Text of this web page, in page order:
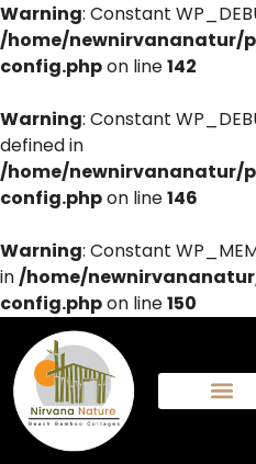
Warning: Constant
/home/newnirvananatur/
config.phpon line142
Warning: Constant
defined in
/home/newnirvananatur/
config.phpon line146
Warning: Constant
in/home/
config.phpon line150